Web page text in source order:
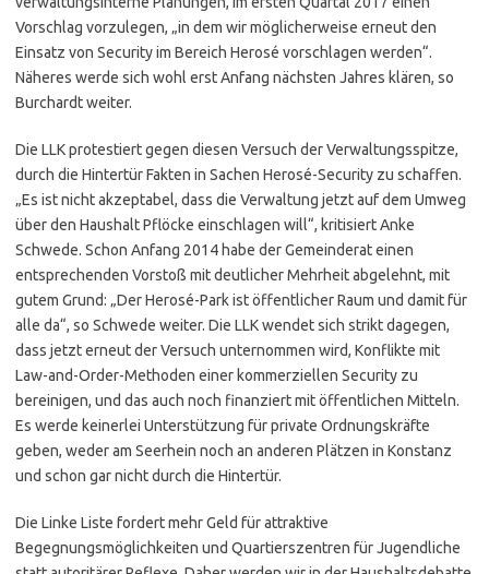
Vorschlag vorzulegen, „in dem wir möglicherweise erneut den
Einsatz von Security im Bereich Herosé vorschlagen werden“.
Näheres werde sich wohl erst Anfang nächsten Jahres klären, so
Burchardt weiter.
Die LLK protestiert gegen diesen Versuch der Verwaltungsspitze,
durch die Hintertür Fakten in Sachen Herosé-Security zu schaffen.
„Es ist nicht akzeptabel, dass die Verwaltung jetzt auf dem Umweg
über den Haushalt Pflöcke einschlagen will“, kritisiert Anke
Schwede. Schon Anfang 2014 habe der Gemeinderat einen
entsprechenden Vorstoß mit deutlicher Mehrheit abgelehnt, mit
gutem Grund: „Der Herosé-Park ist öffentlicher Raum und damit für
alle da“, so Schwede weiter. Die LLK wendet sich strikt dagegen,
dass jetzt erneut der Versuch unternommen wird, Konflikte mit
Law-and-Order-Methoden einer kommerziellen Security zu
bereinigen, und das auch noch finanziert mit öffentlichen Mitteln.
Es werde keinerlei Unterstützung für private Ordnungskräfte
geben, weder am Seerhein noch an anderen Plätzen in Konstanz
und schon gar nicht durch die Hintertür.
Die Linke Liste fordert mehr Geld für attraktive
Begegnungsmöglichkeiten und Quartierszentren für Jugendliche